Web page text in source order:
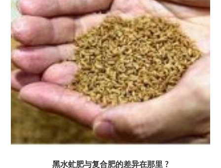
黑水虻肥与复合肥的差异在那里 ?